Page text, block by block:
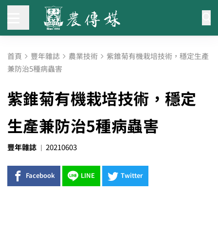
首頁 豐年雜誌 農業技術 紫錐菊有機栽培技術，穩定生產
兼防治5種病蟲害
紫錐菊有機栽培技術，穩定
生產兼防治5種病蟲害
豐年雜誌 20210603
Facebook LINE Twitter